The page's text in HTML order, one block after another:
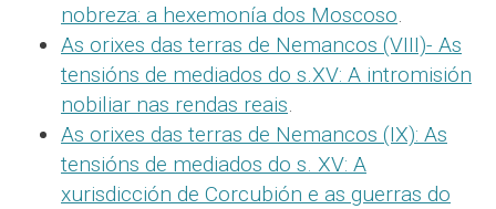
nobreza: a hexemonía dos Moscoso.
As orixes das terras de Nemancos (VIII)- As
tensións de mediados do s.XV: A intromisión
nobiliar nas rendas reais.
As orixes das terras de Nemancos (IX): As
tensións de mediados do s. XV: A
xurisdicción de Corcubión e as guerras do